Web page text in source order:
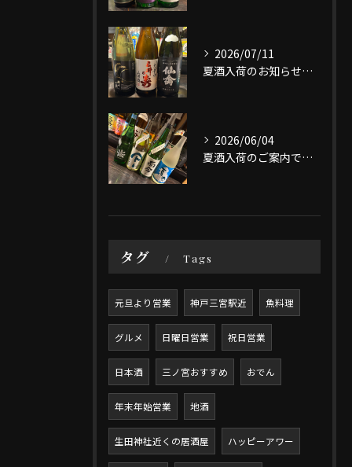
2026/07/11
夏酒入荷のお知らせです。
2026/06/04
夏酒入荷のご案内です。
タグ Tags
元旦より営業 神戸三宮駅近 魚料理
グルメ 日曜日営業 祝日営業
日本酒 三ノ宮おすすめ おでん
年末年始営業 地酒
生田神社近くの居酒屋 ハッピーアワー